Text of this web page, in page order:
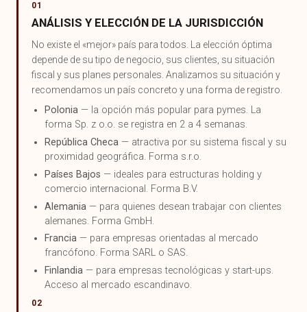
01
ANÁLISIS Y ELECCIÓN DE LA JURISDICCIÓN
No existe el «mejor» país para todos. La elección óptima
depende de su tipo de negocio, sus clientes, su situación
fiscal y sus planes personales. Analizamos su situación y
recomendamos un país concreto y una forma de registro.
Polonia — la opción más popular para pymes. La
forma Sp. z o.o. se registra en 2 a 4 semanas.
República Checa — atractiva por su sistema fiscal y su
proximidad geográfica. Forma s.r.o.
Países Bajos — ideales para estructuras holding y
comercio internacional. Forma B.V.
Alemania — para quienes desean trabajar con clientes
alemanes. Forma GmbH.
Francia — para empresas orientadas al mercado
francófono. Forma SARL o SAS.
Finlandia — para empresas tecnológicas y start-ups.
Acceso al mercado escandinavo.
02